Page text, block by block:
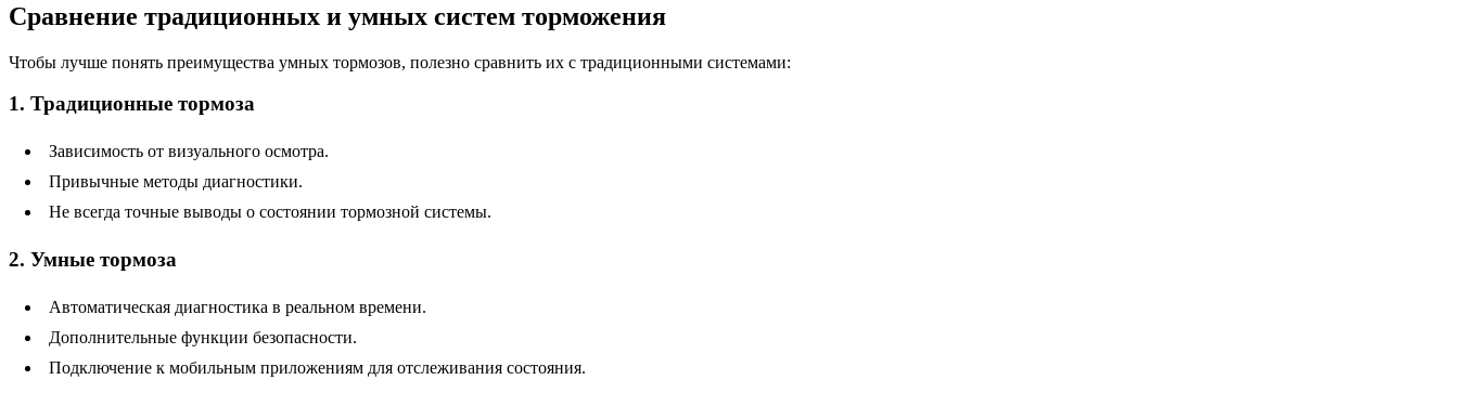
Сравнение традиционных и умных систем торможения
Чтобы лучше понять преимущества умных тормозов, полезно сравнить их с традиционными системами:
1. Традиционные тормоза
Зависимость от визуального осмотра.
Привычные методы диагностики.
Не всегда точные выводы о состоянии тормозной системы.
2. Умные тормоза
Автоматическая диагностика в реальном времени.
Дополнительные функции безопасности.
Подключение к мобильным приложениям для отслеживания состояния.